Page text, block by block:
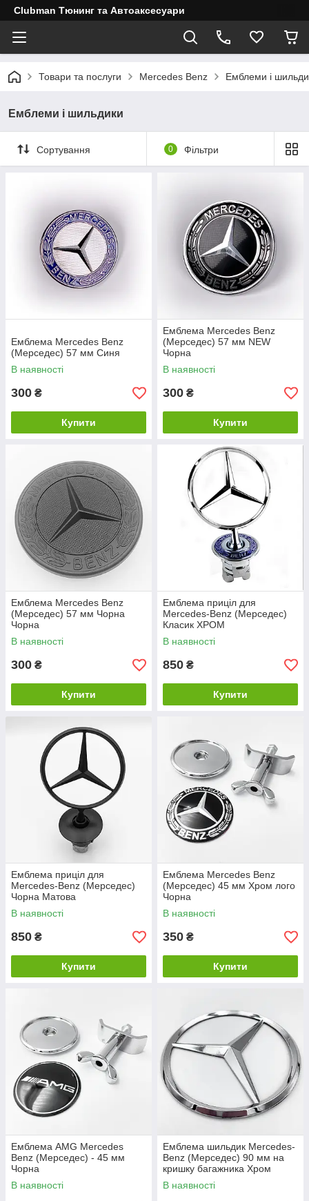
Clubman Тюнинг та Автоаксесуари
Товари та послуги Mercedes Benz Емблеми і
Емблеми і шильдики
Сортування 0 Фільтри
Емблема Mercedes Benz
(Мерседес) 57 мм Синя
В наявності
300 ₴
Купити
Емблема Mercedes Benz
(Мерседес) 57 мм NEW
Чорна
В наявності
300 ₴
Купити
Емблема Mercedes Benz
(Мерседес) 57 мм Чорна
Чорна
В наявності
300 ₴
Купити
Емблема приціл для
Mercedes-Benz (Мерседес)
Класик ХРОМ
В наявності
850 ₴
Купити
Емблема приціл для
Mercedes-Benz (Мерседес)
Чорна Матова
В наявності
850 ₴
Купити
Емблема Mercedes Benz
(Мерседес) 45 мм Хром лого
Чорна
В наявності
350 ₴
Купити
Емблема AMG Mercedes
Benz (Мерседес) - 45 мм
Чорна
В наявності
Емблема шильдик Mercedes-
Benz (Мерседес) 90 мм на
кришку багажника Хром
В наявності